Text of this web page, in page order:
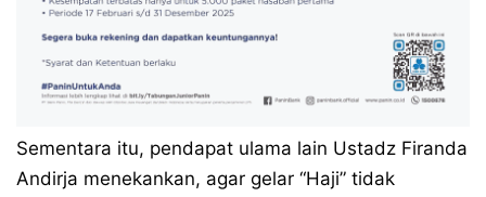
Sementara itu, pendapat ulama lain Ustadz Firanda
Andirja menekankan, agar gelar “Haji” tidak